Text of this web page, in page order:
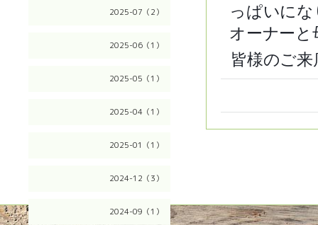
2025-07（2）
2025-06（1）
2025-05（1）
2025-04（1）
2025-01（1）
2024-12（3）
2024-09（1）
っぱいに
オーナーと
皆様のご